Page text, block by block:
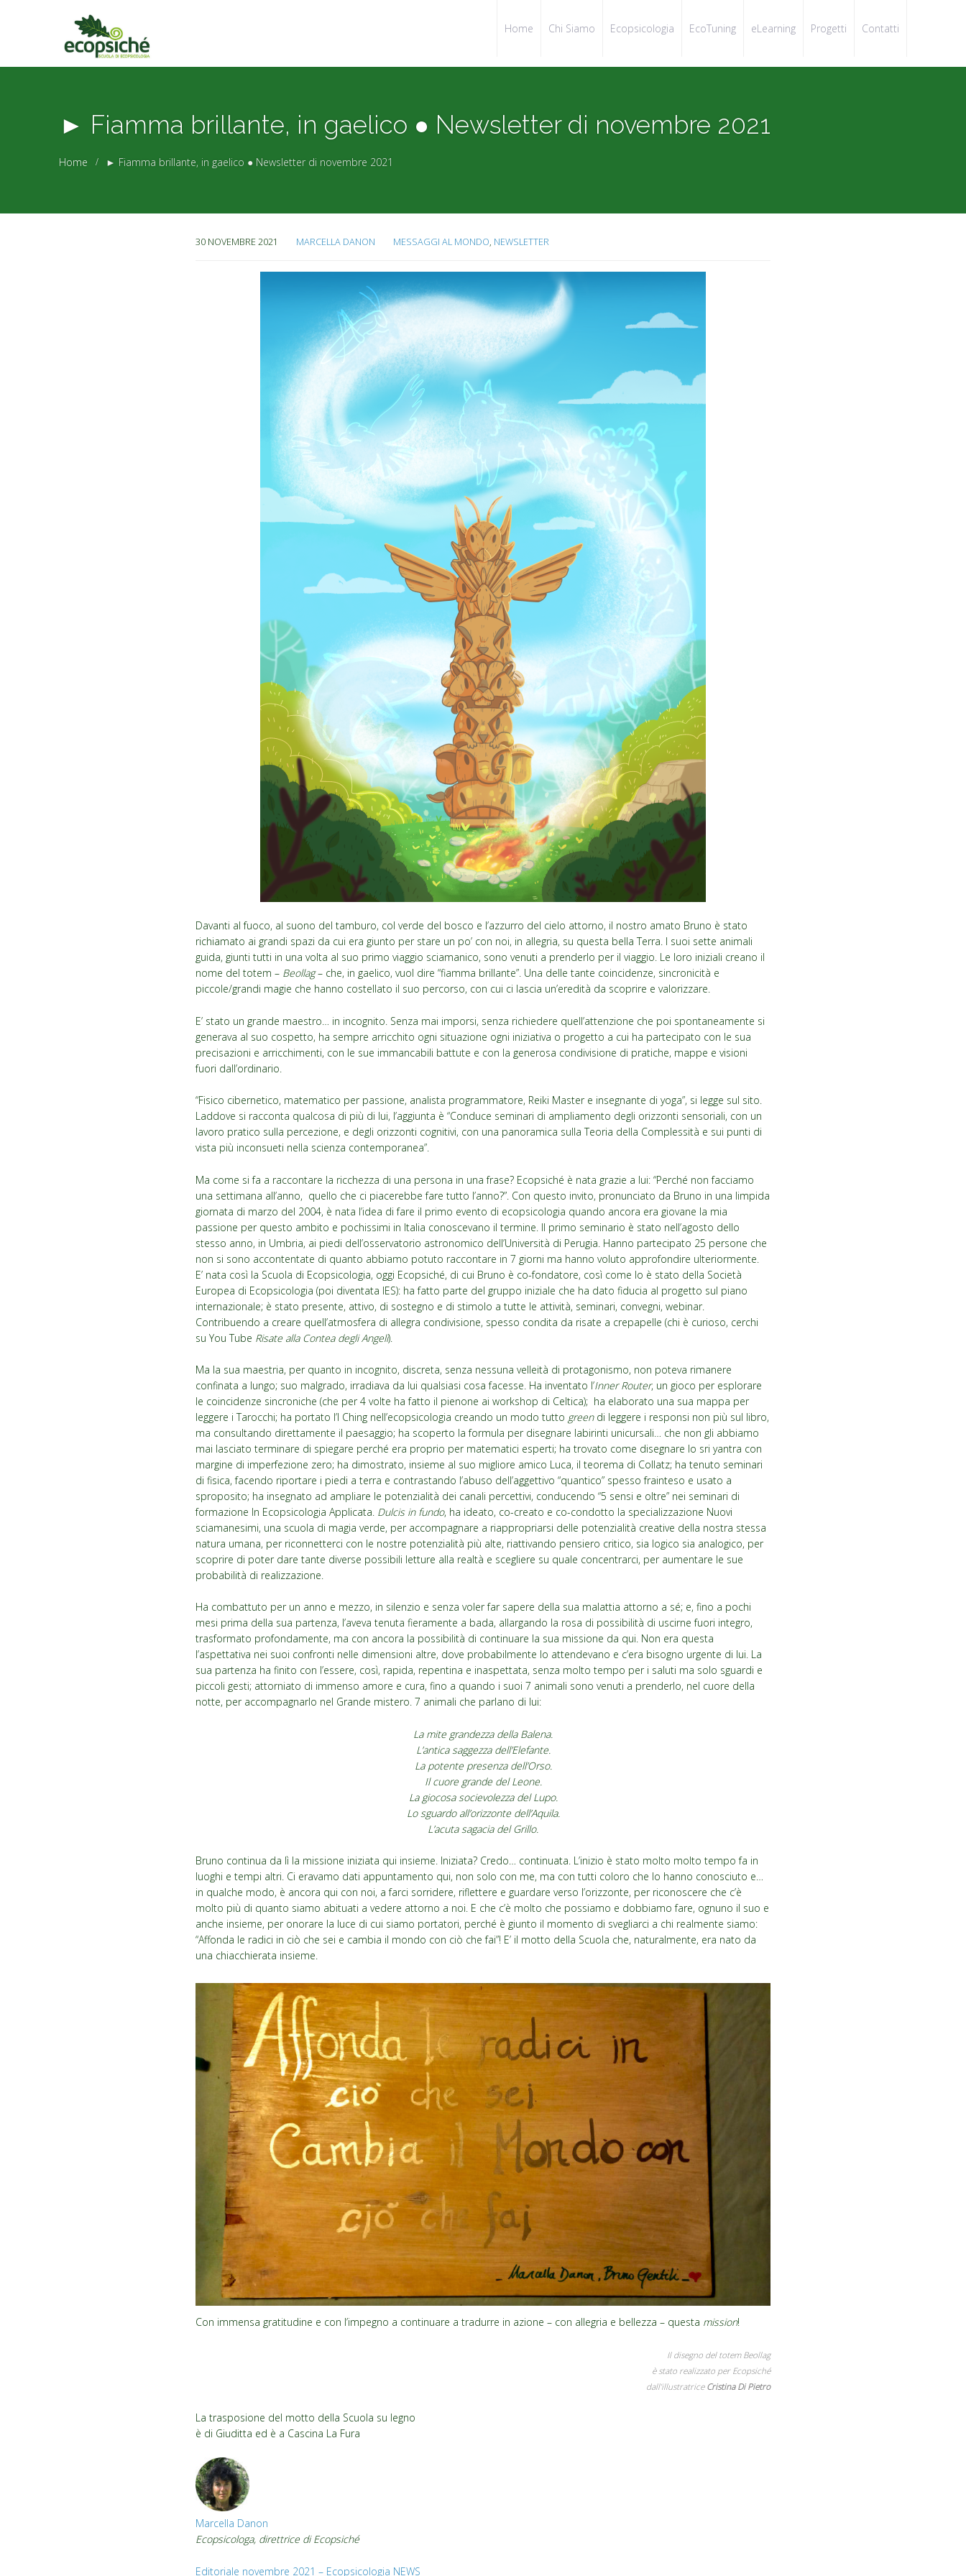
Home Chi Siamo Ecopsicologia EcoTuning eLearning Progetti Contatti
► Fiamma brillante, in gaelico ● Newsletter di novembre 2021
Home ► Fiamma brillante, in gaelico ● Newsletter di novembre 2021
30 NOVEMBRE 2021 MARCELLA DANON MESSAGGI AL MONDO, NEWSLETTER
Davanti al fuoco, al suono del tamburo, col verde del bosco e l’azzurro del cielo attorno, il nostro amato Bruno è stato
richiamato ai grandi spazi da cui era giunto per stare un po’ con noi, in allegria, su questa bella Terra. I suoi sette animali
guida, giunti tutti in una volta al suo primo viaggio sciamanico, sono venuti a prenderlo per il viaggio. Le loro iniziali creano il
nome del totem – Beollag– che, in gaelico, vuol dire “fiamma brillante”. Una delle tante coincidenze, sincronicità e
piccole/grandi magie che hanno costellato il suo percorso, con cui ci lascia un’eredità da scoprire e valorizzare.
E’ stato un grande maestro… in incognito. Senza mai imporsi, senza richiedere quell’attenzione che poi spontaneamente si
generava al suo cospetto, ha sempre arricchito ogni situazione ogni iniziativa o progetto a cui ha partecipato con le sua
precisazioni e arricchimenti, con le sue immancabili battute e con la generosa condivisione di pratiche, mappe e visioni
fuori dall’ordinario.
“Fisico cibernetico, matematico per passione, analista programmatore, Reiki Master e insegnante di yoga”, si legge sul sito.
Laddove si racconta qualcosa di più di lui, l’aggiunta è “Conduce seminari di ampliamento degli orizzonti sensoriali, con un
lavoro pratico sulla percezione, e degli orizzonti cognitivi, con una panoramica sulla Teoria della Complessità e sui punti di
vista più inconsueti nella scienza contemporanea”.
Ma come si fa a raccontare la ricchezza di una persona in una frase? Ecopsiché è nata grazie a lui: “Perché non facciamo
una settimana all’anno, quello che ci piacerebbe fare tutto l’anno?”. Con questo invito, pronunciato da Bruno in una limpida
giornata di marzo del 2004, è nata l’idea di fare il primo evento di ecopsicologia quando ancora era giovane la mia
passione per questo ambito e pochissimi in Italia conoscevano il termine. Il primo seminario è stato nell’agosto dello
stesso anno, in Umbria, ai piedi dell’osservatorio astronomico dell’Università di Perugia. Hanno partecipato 25 persone che
non si sono accontentate di quanto abbiamo potuto raccontare in 7 giorni ma hanno voluto approfondire ulteriormente.
E’ nata così la Scuola di Ecopsicologia, oggi Ecopsiché, di cui Bruno è co-fondatore, così come lo è stato della Società
Europea di Ecopsicologia (poi diventata IES): ha fatto parte del gruppo iniziale che ha dato fiducia al progetto sul piano
internazionale; è stato presente, attivo, di sostegno e di stimolo a tutte le attività, seminari, convegni, webinar.
Contribuendo a creare quell’atmosfera di allegra condivisione, spesso condita da risate a crepapelle (chi è curioso, cerchi
su You Tube Risate alla Contea degli Angeli).
Ma la sua maestria, per quanto in incognito, discreta, senza nessuna velleità di protagonismo, non poteva rimanere
confinata a lungo; suo malgrado, irradiava da lui qualsiasi cosa facesse. Ha inventato l’Inner Router, un gioco per esplorare
le coincidenze sincroniche (che per 4 volte ha fatto il pienone ai workshop di Celtica); ha elaborato una sua mappa per
leggere i Tarocchi; ha portato l’I Ching nell’ecopsicologia creando un modo tutto green di leggere i responsi non più sul libro,
ma consultando direttamente il paesaggio; ha scoperto la formula per disegnare labirinti unicursali… che non gli abbiamo
mai lasciato terminare di spiegare perché era proprio per matematici esperti; ha trovato come disegnare lo sri yantra con
margine di imperfezione zero; ha dimostrato, insieme al suo migliore amico Luca, il teorema di Collatz; ha tenuto seminari
di fisica, facendo riportare i piedi a terra e contrastando l’abuso dell’aggettivo “quantico” spesso frainteso e usato a
sproposito; ha insegnato ad ampliare le potenzialità dei canali percettivi, conducendo “5 sensi e oltre” nei seminari di
formazione In Ecopsicologia Applicata. Dulcis in fundo, ha ideato, co-creato e co-condotto la specializzazione Nuovi
sciamanesimi, una scuola di magia verde, per accompagnare a riappropriarsi delle potenzialità creative della nostra stessa
natura umana, per riconnetterci con le nostre potenzialità più alte, riattivando pensiero critico, sia logico sia analogico, per
scoprire di poter dare tante diverse possibili letture alla realtà e scegliere su quale concentrarci, per aumentare le sue
probabilità di realizzazione.
Ha combattuto per un anno e mezzo, in silenzio e senza voler far sapere della sua malattia attorno a sé; e, fino a pochi
mesi prima della sua partenza, l’aveva tenuta fieramente a bada, allargando la rosa di possibilità di uscirne fuori integro,
trasformato profondamente, ma con ancora la possibilità di continuare la sua missione da qui. Non era questa
l’aspettativa nei suoi confronti nelle dimensioni altre, dove probabilmente lo attendevano e c’era bisogno urgente di lui. La
sua partenza ha finito con l’essere, così, rapida, repentina e inaspettata, senza molto tempo per i saluti ma solo sguardi e
piccoli gesti; attorniato di immenso amore e cura, fino a quando i suoi 7 animali sono venuti a prenderlo, nel cuore della
notte, per accompagnarlo nel Grande mistero. 7 animali che parlano di lui:
La mite grandezza della Balena.
L’antica saggezza dell’Elefante.
La potente presenza dell’Orso.
Il cuore grande del Leone.
La giocosa socievolezza del Lupo.
Lo sguardo all’orizzonte dell’Aquila.
L’acuta sagacia del Grillo.
Bruno continua da lì la missione iniziata qui insieme. Iniziata? Credo… continuata. L’inizio è stato molto molto tempo fa in
luoghi e tempi altri. Ci eravamo dati appuntamento qui, non solo con me, ma con tutti coloro che lo hanno conosciuto e…
in qualche modo, è ancora qui con noi, a farci sorridere, riflettere e guardare verso l’orizzonte, per riconoscere che c’è
molto più di quanto siamo abituati a vedere attorno a noi. E che c’è molto che possiamo e dobbiamo fare, ognuno il suo e
anche insieme, per onorare la luce di cui siamo portatori, perché è giunto il momento di svegliarci a chi realmente siamo:
“Affonda le radici in ciò che sei e cambia il mondo con ciò che fai”! E’ il motto della Scuola che, naturalmente, era nato da
una chiacchierata insieme.
Con immensa gratitudine e con l’impegno a continuare a tradurre in azione – con allegria e bellezza – questa mission!
Il disegno del totem Beollag
è stato realizzato per Ecopsiché
dall’illustratrice Cristina Di Pietro
La trasposione del motto della Scuola su legno
è di Giuditta ed è a Cascina La Fura
Marcella Danon
Ecopsicologa, direttrice di Ecopsiché
Editoriale novembre 2021 – Ecopsicologia NEWS